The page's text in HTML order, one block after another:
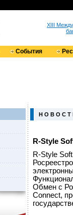
XIII
События
Н О В О С Т
R-Style
R-Style
Обмен с
Connect,